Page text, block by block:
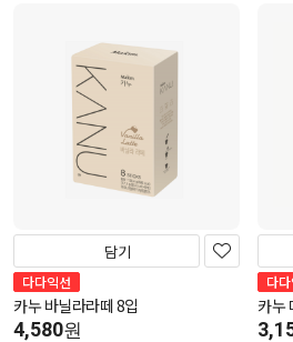
담기
다다익선
카누 바닐라라떼 8입
4,580원
다
카누